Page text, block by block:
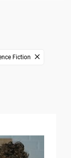
Fiction